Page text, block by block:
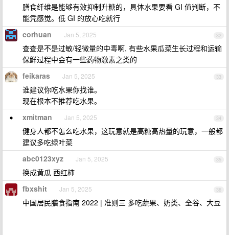
膳食纤维是能够有效抑制升糖的，具体水果要看 GI 值判断，不
能凭感觉。低 GI 的放心吃就行
32
corhuan Jan 5, 2025
查查是不是过敏/轻微量的中毒啊, 有些水果瓜菜生长过程和运输
保鲜过程中会有一些药物激素之类的
33
feikaras Jan 5, 2025
谁建议你吃水果你找谁。
现在根本不推荐吃水果。
34
xmitman Jan 5, 2025
健身人都不怎么吃水果，这玩意就是高糖高热量的玩意，一般都
建议多吃绿叶菜
35
abc0123xyz Jan 5, 2025
换成黄瓜 西红柿
36
fbxshit Jan 5, 2025
中国居民膳食指南 2022 | 准则三 多吃蔬果、奶类、全谷、大豆